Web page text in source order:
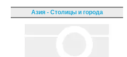
Азия - Столицы и города